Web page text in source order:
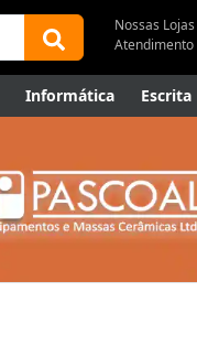
Nossas Lojas
Atendimento
Informática Escrita
Canetas Luxo
Outlet